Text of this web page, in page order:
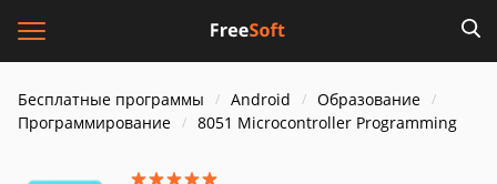
Бесплатные программы Android
Образование
Программирование
8051 Microcontroller Programming